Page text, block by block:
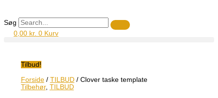
Søg
0,00 kr. 0 Kurv
Tilbud!
Forside/ TILBUD/ Clover taske template
Tilbehør, TILBUD